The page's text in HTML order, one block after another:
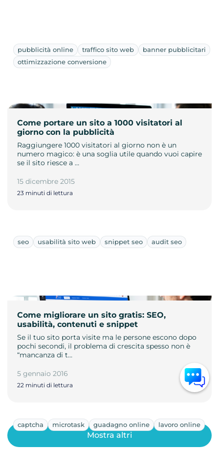
pubblicità online traffico sito web
banner pubblicitari
ottimizzazione conversione
Come portare un sito a 1000 visitatori al
giorno con la pubblicità
Raggiungere 1000 visitatori al giorno non è un
numero magico: è una soglia utile quando vuoi capire
se il sito riesce a …
15 dicembre 2015
23 minuti di lettura
seo usabilità sito web snippet seo audit seo
Come migliorare un sito gratis: SEO,
usabilità, contenuti e snippet
Se il tuo sito porta visite ma le persone escono dopo
pochi secondi, il problema di crescita spesso non è
“mancanza di t…
5 gennaio 2016
22 minuti di lettura
captcha microtask guadagno online lavoro online
Mostra altri